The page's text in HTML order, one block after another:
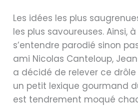
Les idées les plus
les plus savoureuses. Ainsi,
s’entendre parodié sinon
ami Nicolas Canteloup,
a décidé de relever ce
un petit lexique gourmand
est tendrement moqué